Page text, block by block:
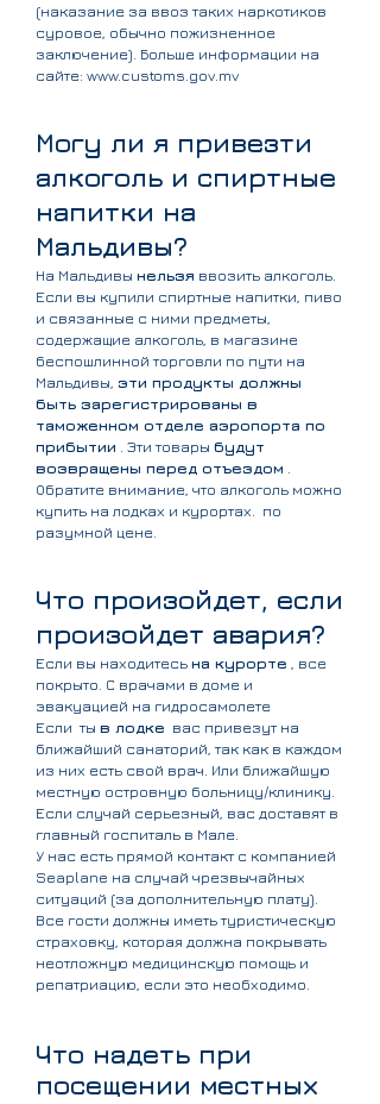
(наказание за ввоз таких наркотиков
суровое, обычно пожизненное
заключение). Больше информации на
сайте: www.customs.gov.mv
Могу ли я привезти
алкоголь и спиртные
напитки на
Мальдивы?
На Мальдивы нельзя ввозить алкоголь.
Если вы купили спиртные напитки, пиво
и связанные с ними предметы,
содержащие алкоголь, в магазине
беспошлинной торговли по пути на
Мальдивы, эти продукты должны
быть зарегистрированы в
таможенном отделе аэропорта по
прибытии . Эти товары будут
возвращены перед отъездом
Обратите внимание, что алкоголь можно
купить на лодках и курортах.
по
разумной цене.
Что произойдет, если
произойдет авария?
Если вы находитесьна курорте , все
покрыто. С врачами в доме и
эвакуацией на гидросамолете
Если ты в лодке вас привезут на
ближайший санаторий, так как в каждом
из них есть свой врач. Или ближайшую
местную островную больницу/клинику.
Если случай серьезный, вас доставят в
главный госпиталь в Мале.
У нас есть прямой контакт с компанией
Seaplane на случай чрезвычайных
ситуаций (за дополнительную плату).
Все гости должны иметь туристическую
страховку, которая должна покрывать
неотложную медицинскую помощь и
репатриацию, если это необходимо.
Что надеть при
посещении местных